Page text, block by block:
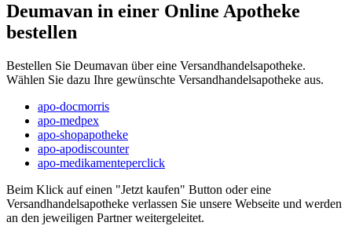
Deumavan in einer Online Apotheke
bestellen
Bestellen Sie Deumavan über eine Versandhandelsapotheke.
Wählen Sie dazu Ihre gewünschte Versandhandelsapotheke aus.
apo-docmorris
apo-medpex
apo-shopapotheke
apo-apodiscounter
apo-medikamenteperclick
Beim Klick auf einen "Jetzt kaufen" Button oder eine
Versandhandelsapotheke verlassen Sie unsere Webseite und werden
an den jeweiligen Partner weitergeleitet.